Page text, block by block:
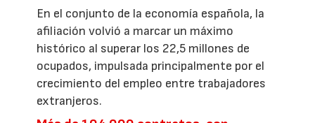
En el conjunto de la economía española, la
afiliación volvió a marcar un máximo
histórico al superar los 22,5 millones de
ocupados, impulsada principalmente por el
crecimiento del empleo entre trabajadores
extranjeros.